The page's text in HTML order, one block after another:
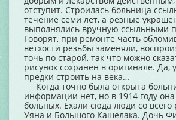
отступит. Строилась больница
течение семи лет, а резные
выполнялись вручную ссыльными
Говорят, при ремонте часть
ветхости резьбы заменяли,
точь по старой, так что можно
рисунок сохранен в оригинале. Да,
предки строить на века…
Когда точно была открыта
информации нет, но в 1914 году
больных. Ехали сюда люди со всего
Уяна и Большого Кашелака. Дочь